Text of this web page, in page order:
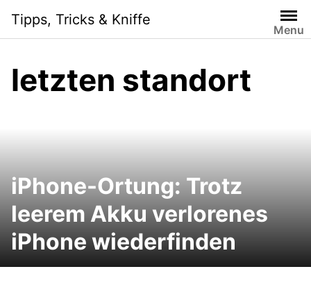
content
Tipps, Tricks & Kniffe
Menu
letzten standort
iPhone-Ortung: Trotz
leerem Akku verlorenes
iPhone wiederfinden